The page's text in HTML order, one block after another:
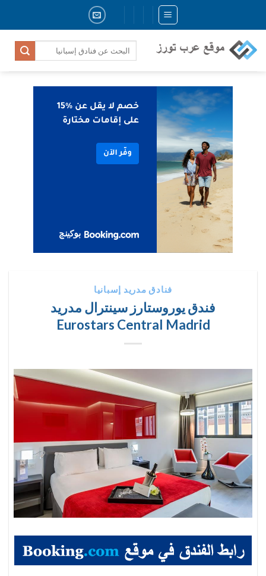
content
فنادق مدريد إسبانيا
فندق يوروستارز سينترال مدريد
Eurostars Central Madrid